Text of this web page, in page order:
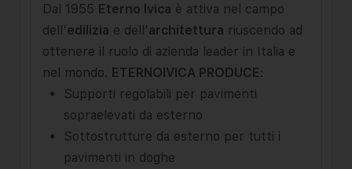
Dal 1955 Eterno Ivica è attiva nel campo
dell'edilizia e dell'architettura riuscendo ad
ottenere il ruolo di azienda leader in Italia e
nel mondo. ETERNOIVICA PRODUCE:
Supporti regolabili per pavimenti
sopraelevati da esterno
Sottostrutture da esterno per tutti i
pavimenti in doghe